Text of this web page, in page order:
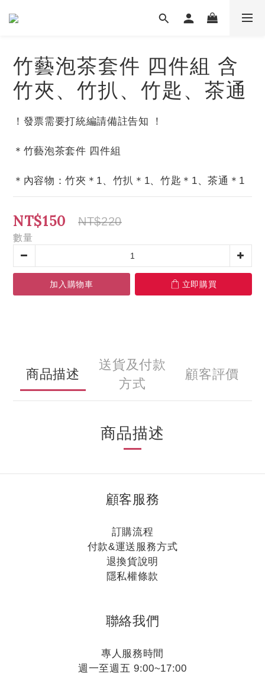
竹藝泡茶套件 四件組 含
竹夾、竹扒、竹匙、茶通
！發票需要打統編請備註告知 ！
＊竹藝泡茶套件 四件組
＊內容物：竹夾＊1、竹扒＊1、竹匙＊1、茶通＊1
NT$150 NT$220
數量
加入購物車 立即購買
商品描述
送貨及付款
方式
顧客評價
商品描述
顧客服務
訂購流程
付款&運送服務方式
退換貨說明
隱私權條款
聯絡我們
專人服務時間
週一至週五 9:00~17:00